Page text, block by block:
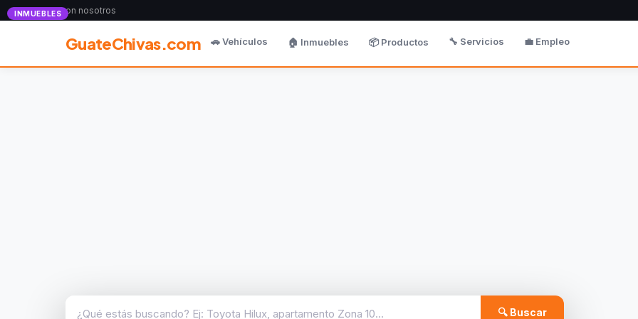
Anunciate con nosotros
GuateChivas.com 🚗 Vehículos 🏠 Inmuebles 📦 Productos 🔧 Servicios 💼 Empleo
🔍 Buscar
INMUEBLES